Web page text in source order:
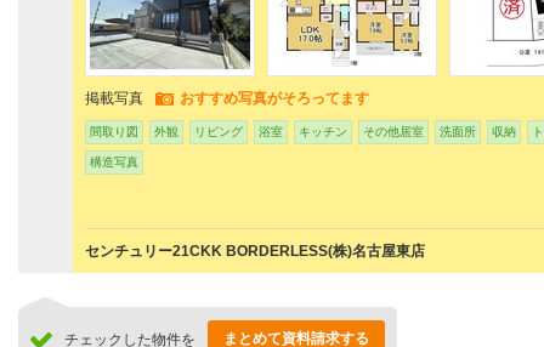
掲載写真 おすすめ写真がそろってます
間取り図 外観 リビング 浴室 キッチン その他居室 洗面所 収納
構造写真
センチュリー21CKK BORDERLESS(株)名古屋東店
チェックした物件を まとめて資料請求する